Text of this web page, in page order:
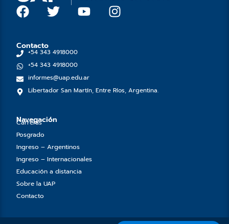
F
a
e
b
o
o
T
w
t
t
e
r
Y
b
e
I
n
r
Contacto
+54 343 4918000
+54 343 4918000
informes@uap.edu.ar
Libertador San Martín, Entre Ríos, Argentina.
Navegación
Carreras
Posgrado
Ingreso – Argentinos
Ingreso – Internacionales
Educación a distancia
Sobre la UAP
Contacto